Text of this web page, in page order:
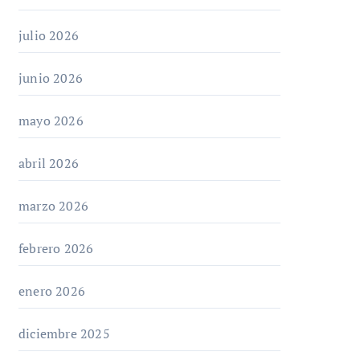
julio 2026
junio 2026
mayo 2026
abril 2026
marzo 2026
febrero 2026
enero 2026
diciembre 2025